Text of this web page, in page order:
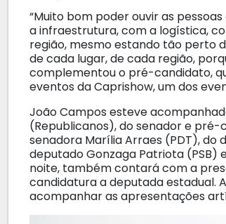
“Muito bom poder ouvir as
a infraestrutura, com a logística,
região, mesmo estando tão perto
de cada lugar, de cada região,
complementou o pré-candidato,
eventos da Caprishow, um dos
João Campos esteve
(Republicanos), do senador e
senadora Marília Arraes (PDT), do
deputado Gonzaga Patriota (PSB)
noite, também contará com a
candidatura a deputada estadual.
acompanhar as apresentações